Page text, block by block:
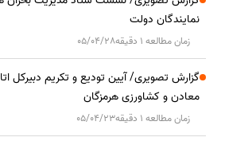
نمایندگان دولت
زمان مطالعه 1 دقیقه 05/04/28
گزارش تصویری/ آیین تودیع و تکریم دبیرکل
معادن و کشاورزی هرمزگان
زمان مطالعه 1 دقیقه 05/04/23